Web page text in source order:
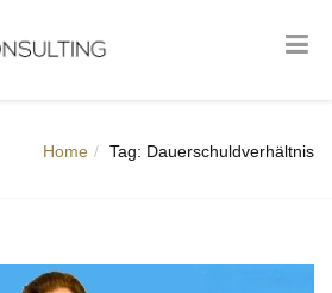
Home Tag: Dauerschuldverhältnis